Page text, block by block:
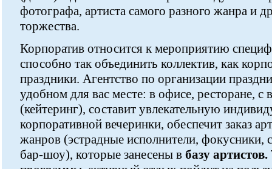
фотографа, артиста самого разного жанра и
торжества.
Корпоратив относится к мероприятию
способно так объединить коллектив, как
праздники. Агентство по организации
удобном для вас месте: в офисе, ресторане,
(кейтеринг), составит увлекательную
корпоративной вечеринки, обеспечит заказ
жанров (эстрадные исполнители, фокусники,
бар-шоу), которые занесены в базу артистов.